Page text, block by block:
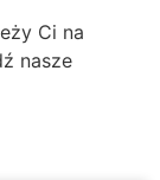
Ci na
nasze